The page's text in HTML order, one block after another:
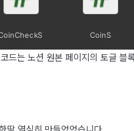
드는 노션 원본 페이지의 토글 블